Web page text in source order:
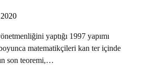
yaptığı 1997 yapımı
matematikçileri kan ter içinde
son teoremi,…